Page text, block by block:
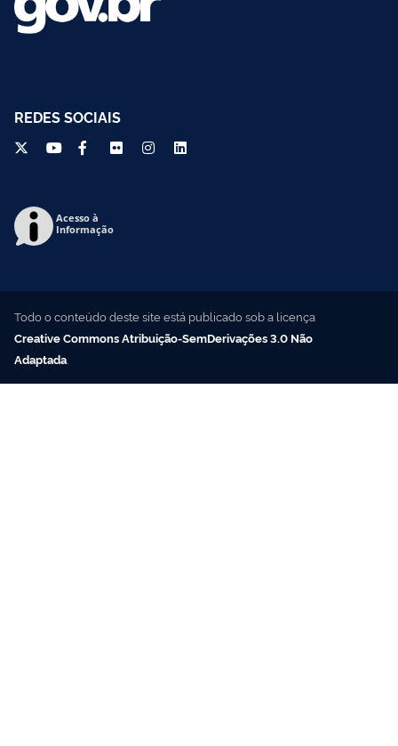
REDES SOCIAIS
Acesso à
Informação
Todo o conteúdo deste site está publicado sob a licença
Creative Commons Atribuição-SemDerivações 3.0 Não
Adaptada